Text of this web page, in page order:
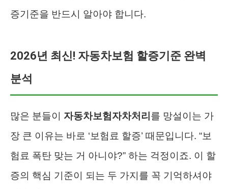
증기준을 반드시 알아야 합니다.
2026년 최신! 자동차보험 할증기준 완벽
분석
많은 분들이 자동차보험자차처리 를 망설이는 가
장 큰 이유는 바로 ‘보험료 할증’ 때문입니다. “보
험료 폭탄 맞는 거 아니야?” 하는 걱정이죠. 이 할
증의 핵심 기준이 되는 두 가지를 꼭 기억하셔야